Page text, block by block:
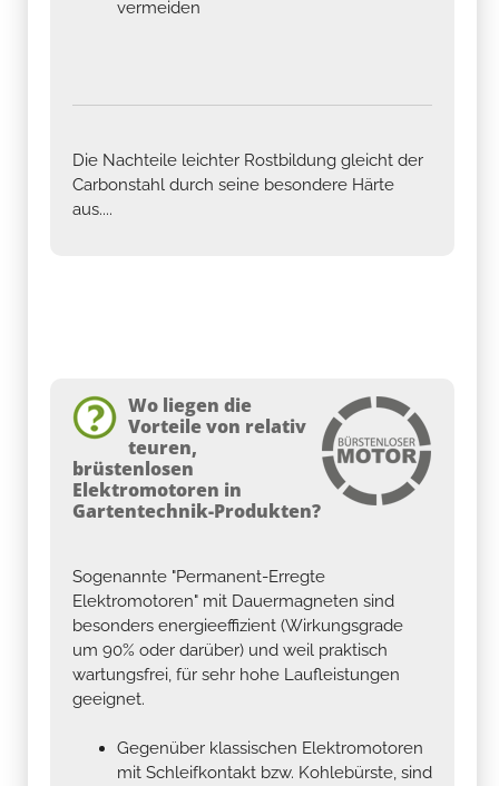
vermeiden
Die Nachteile leichter Rostbildung gleicht der
Carbonstahl durch seine besondere Härte
aus....
Wo liegen die
Vorteile von relativ
teuren,
brüstenlosen
Elektromotoren in
Gartentechnik-Produkten?
Sogenannte "Permanent-Erregte
Elektromotoren" mit Dauermagneten sind
besonders energieeffizient (Wirkungsgrade
um 90% oder darüber) und weil praktisch
wartungsfrei, für sehr hohe Laufleistungen
geeignet.
Gegenüber klassischen Elektromotoren
mit Schleifkontakt bzw. Kohlebürste, sind